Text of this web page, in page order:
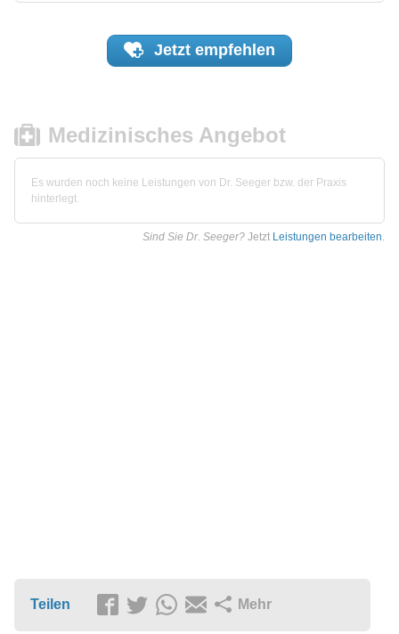
Jetzt empfehlen
Medizinisches Angebot
Es wurden noch keine Leistungen von Dr. Seeger bzw. der Praxis
hinterlegt.
Sind Sie Dr. Seeger? Jetzt Leistungen bearbeiten.
Teilen Mehr